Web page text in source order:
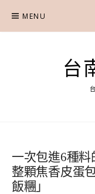
content
MENU
台
一次包進6種
整顆焦香皮蛋
飯糰」